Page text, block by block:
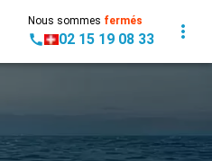
Nous sommes fermés
02 15 19 08 33